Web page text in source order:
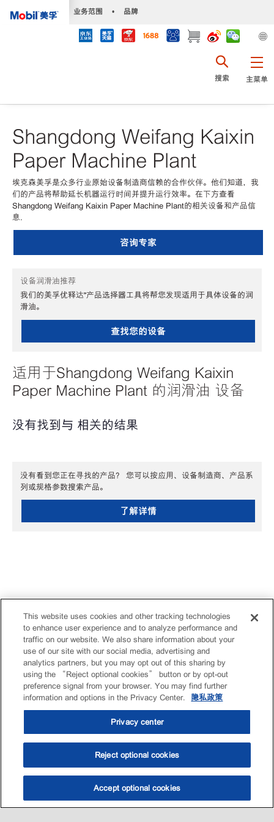
业务范围 • 品牌
主菜单
搜索
选油助手 查找门店
Shangdong Weifang Kaixin
Paper Machine Plant
埃克森美孚是众多行业原始设备制造商信赖的合作伙伴。他们知道，我
们的产品将帮助延长机器运行时间并提升运行效率。在下方查看
Shangdong Weifang Kaixin Paper Machine Plant的相关设备和产品信
息.
咨询专家
设备润滑油推荐
我们的美孚优释达℠产品选择器工具将帮您发现适用于具体设备的润
滑油。
查找您的设备
适用于Shangdong Weifang Kaixin
Paper Machine Plant 的润滑油 设备
没有找到与 相关的结果
没有看到您正在寻找的产品？ 您可以按应用、设备制造商、产品系
列或规格参数搜索产品。
了解详情
This website uses cookies and other tracking technologies
to enhance user experience and to analyze performance and
traffic on our website. We also share information about your
use of our site with our social media, advertising and
analytics partners, but you may opt out of this sharing by
using the “Reject optional cookies” button or by opt-out
preference signal from your browser. You may find further
information and options in the Privacy Center.
隐私政策
Privacy center
Reject optional cookies
Accept optional cookies